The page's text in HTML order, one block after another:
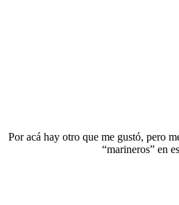
Por acá hay otro que me gustó, pero
“marineros” en